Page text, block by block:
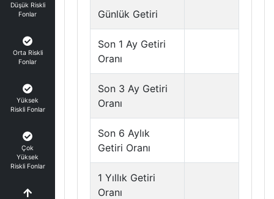
Düşük Riskli
Fonlar
Orta Riskli
Fonlar
Yüksek
Riskli Fonlar
Çok
Yüksek
Riskli Fonlar
Günlük Getiri
Son 1 Ay Getiri
Oranı
Son 3 Ay Getiri
Oranı
Son 6 Aylık
Getiri Oranı
1 Yıllık Getiri
Oranı